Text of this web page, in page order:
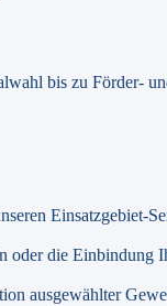
bis zu Förder-
Einsatzgebiet-
oder die Einbindung
ausgewählter